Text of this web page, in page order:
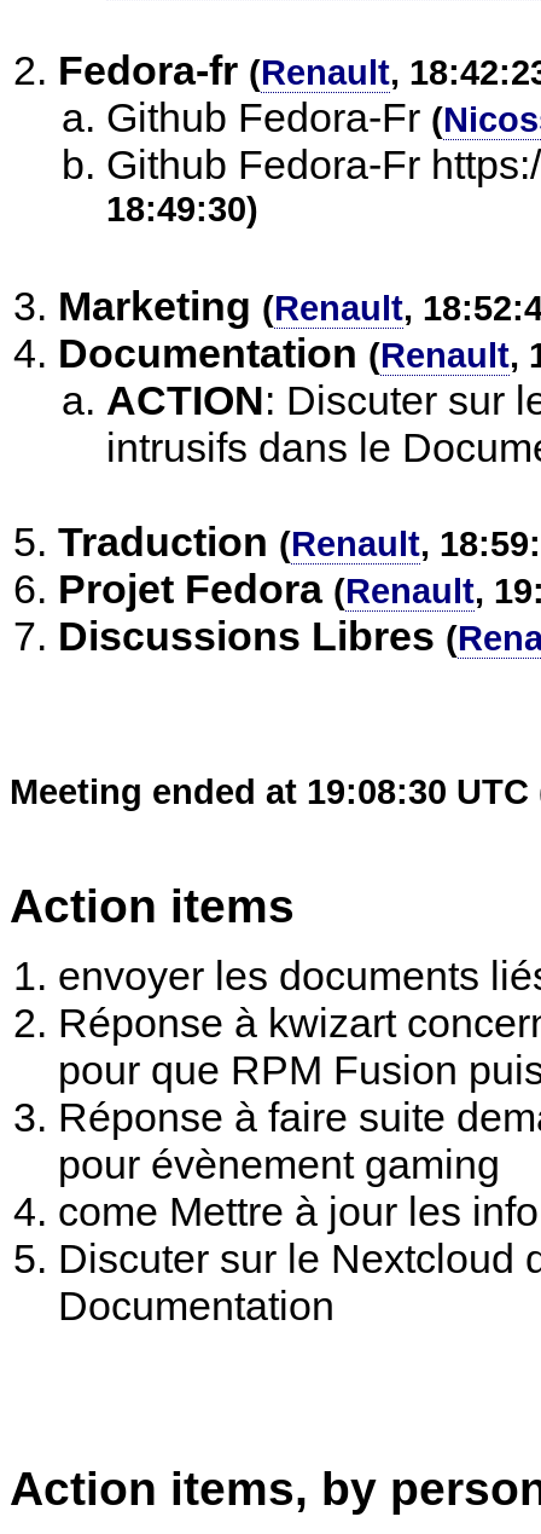
Fedora-fr (Renault,
Github Fedora-Fr (
Github Fedora-Fr
18:49:30)
Marketing (Renault,
Documentation (Renault,
ACTION: Discuter sur
intrusifs dans le
Traduction (Renault,
Projet Fedora (Renault,
Discussions Libres (
Meeting ended at 19:08:30 UTC
Action items
envoyer les documents
Réponse à kwizart
pour que RPM Fusion
Réponse à faire suite
pour évènement gaming
come Mettre à jour les
Discuter sur le Nextcloud
Documentation
Action items, by